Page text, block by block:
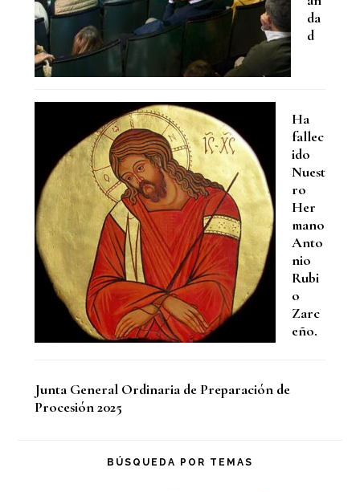
da
d
Ha
fallec
ido
Nuest
ro
Her
mano
Anto
nio
Rubi
o
Zarc
eño.
Junta General Ordinaria de Preparación de
Procesión 2025
BÚSQUEDA POR TEMAS